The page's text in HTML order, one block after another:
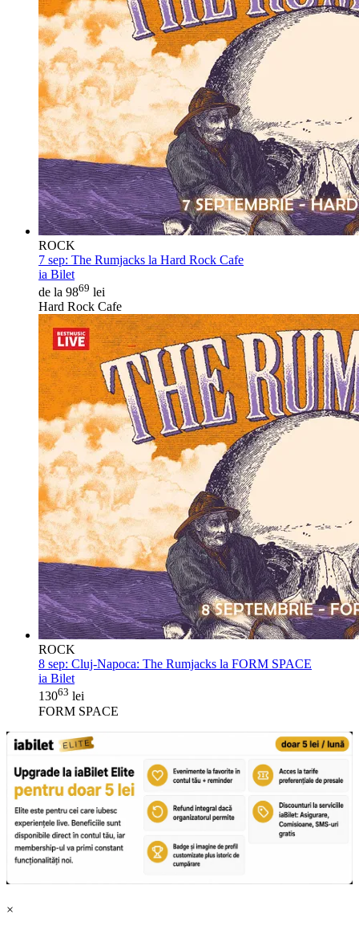
ROCK
7 sep: The Rumjacks la Hard Rock Cafe
ia Bilet
de la 9869 lei
Hard Rock Cafe
ROCK
8 sep: Cluj-Napoca: The Rumjacks la FORM SPACE
ia Bilet
13063 lei
FORM SPACE
×